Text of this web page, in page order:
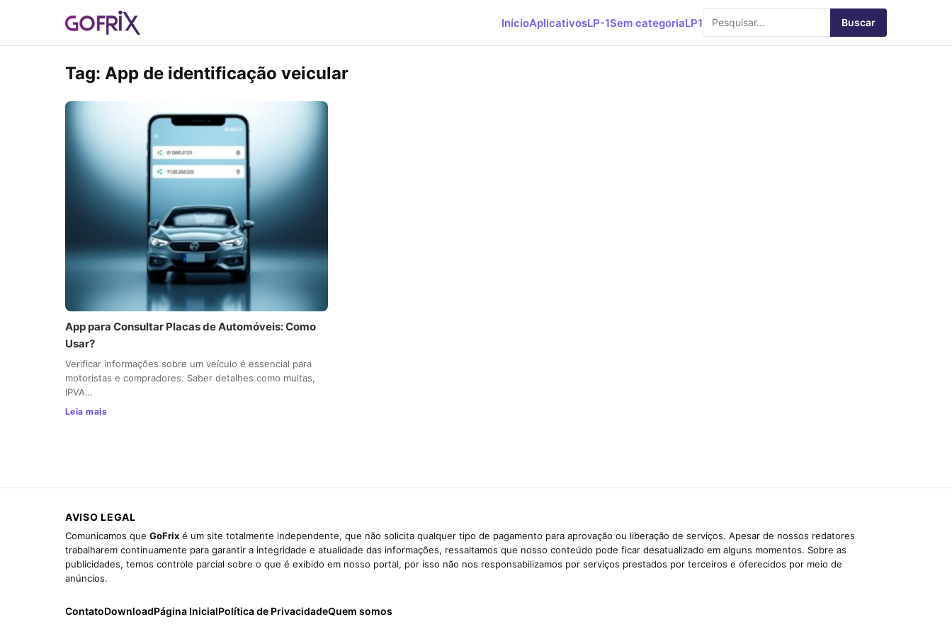
InícioAplicativosLP-1Sem categoriaLP1 Buscar
Tag: App de identificação veicular
App para Consultar Placas de Automóveis: Como
Usar?
Verificar informações sobre um veículo é essencial para
motoristas e compradores. Saber detalhes como multas,
IPVA…
Leia mais
AVISO LEGAL
Comunicamos que GoFrix é um site totalmente independente, que não solicita qualquer tipo de pagamento para aprovação ou liberação de serviços. Apesar de nossos redatores
trabalharem continuamente para garantir a integridade e atualidade das informações, ressaltamos que nosso conteúdo pode ficar desatualizado em alguns momentos. Sobre as
publicidades, temos controle parcial sobre o que é exibido em nosso portal, por isso não nos responsabilizamos por serviços prestados por terceiros e oferecidos por meio de
anúncios.
ContatoDownloadPágina InicialPolítica de PrivacidadeQuem somos